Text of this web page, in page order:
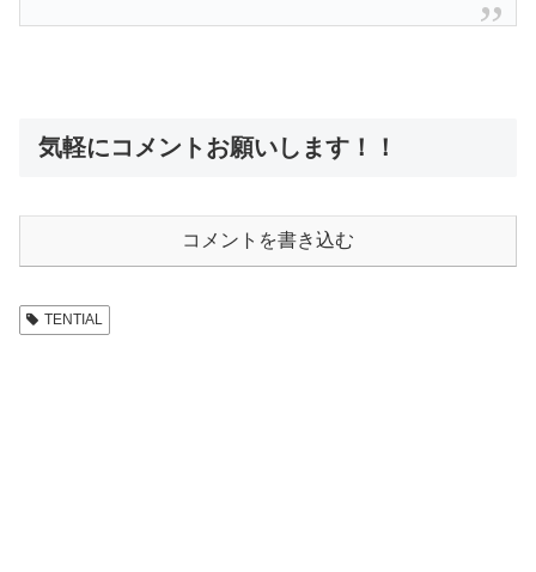
気軽にコメントお願いします！！
コメントを書き込む
TENTIAL